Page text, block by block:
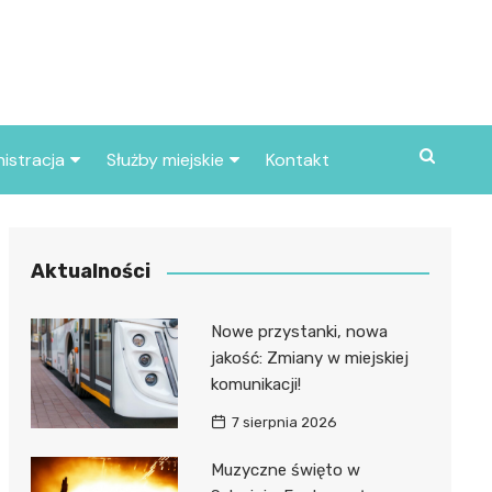
miasta
Służby miejskie
Policja
Kontakt
Aktualności
Nowe przystanki, nowa
jakość: Zmiany w miejskiej
komunikacji!
7 sierpnia 2026
Muzyczne święto w